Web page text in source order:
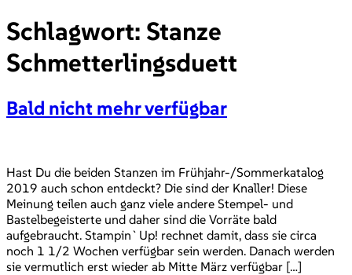
Schlagwort: Stanze
Schmetterlingsduett
Bald nicht mehr verfügbar
Hast Du die beiden Stanzen im Frühjahr-/Sommerkatalog
2019 auch schon entdeckt? Die sind der Knaller! Diese
Meinung teilen auch ganz viele andere Stempel- und
Bastelbegeisterte und daher sind die Vorräte bald
aufgebraucht. Stampin`Up! rechnet damit, dass sie circa
noch 1 1/2 Wochen verfügbar sein werden. Danach werden
sie vermutlich erst wieder ab Mitte März verfügbar […]